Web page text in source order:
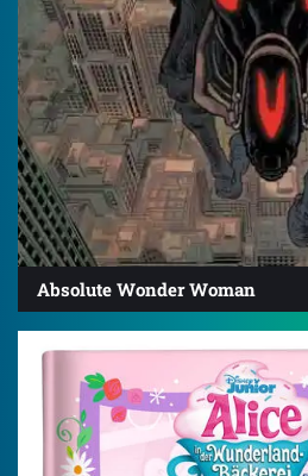
Absolute Wonder Woman